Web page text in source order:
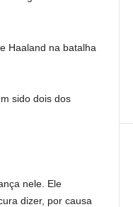
Haaland na batalha
sido dois dos
nele. Ele
dizer, por causa